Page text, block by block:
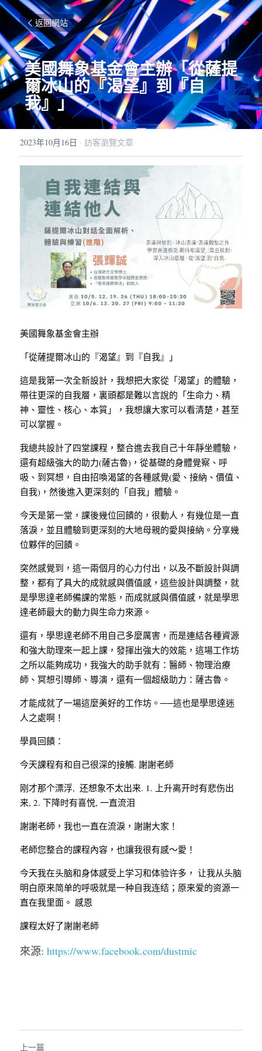
返回網站
美國舞象基金會主辦「從薩提
爾冰山的『渴望』到『自
我』」
2023年10月16日 · 訪客瀏覽文章
美國舞象基金會主辦
「從薩提爾冰山的『渴望』到『自我』」
這是我第一次全新設計，我想把大家從「渴望」的體驗，
帶往更深的自我層，裏頭都是難以言說的「生命力、精
神、靈性、核心、本質」，我想讓大家可以看清楚，甚至
可以掌握。
我總共設計了四堂課程，整合進去我自己十年靜坐體驗，
還有超級強大的助力(薩古魯)，從基礎的身體覺察、呼
吸、到冥想，自由招喚渴望的各種感覺(愛、接納、價值、
自我)，然後進入更深刻的「自我」體驗。
今天是第一堂，課後幾位回饋的，很動人，有幾位是一直
落淚，並且體驗到更深刻的大地母親的愛與接納。分享幾
位夥伴的回饋。
突然感覺到，這一兩個月的心力付出，以及不斷設計與調
整，都有了具大的成就感與價值感，這些設計與調整，就
是學思達老師備課的常態，而成就感與價值感，就是學思
達老師最大的動力與生命力來源。
還有，學思達老師不用自己多麼厲害，而是連結各種資源
和強大助理來一起上課，發揮出強大的效能，這場工作坊
之所以能夠成功，我強大的助手就有：醫師、物理治療
師、冥想引導師、導演，還有一個超級助力：薩古魯。
才能成就了一場這麼美好的工作坊。──這也是學思達迷
人之處啊！
學員回饋：
今天課程有和自己很深的接觸. 謝謝老師
刚才那个漂浮,  还想象不太出来. 1. 上升离开时有悲伤出
来, 2. 下降时有喜悦, 一直流泪
謝謝老師，我也一直在流淚，謝謝大家！
老師您整合的課程內容，也讓我很有感～愛！
今天我在头脑和身体感受上学习和体验许多， 让我从头脑
明白原来简单的呼吸就是一种自我连结；原来爱的资源一
直在我里面。 感恩
課程太好了謝謝老師
來源: https://www.facebook.com/dustmic
上一篇